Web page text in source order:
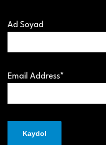
Ad Soyad
Email Address*